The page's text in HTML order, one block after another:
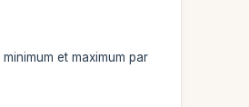
et maximum par